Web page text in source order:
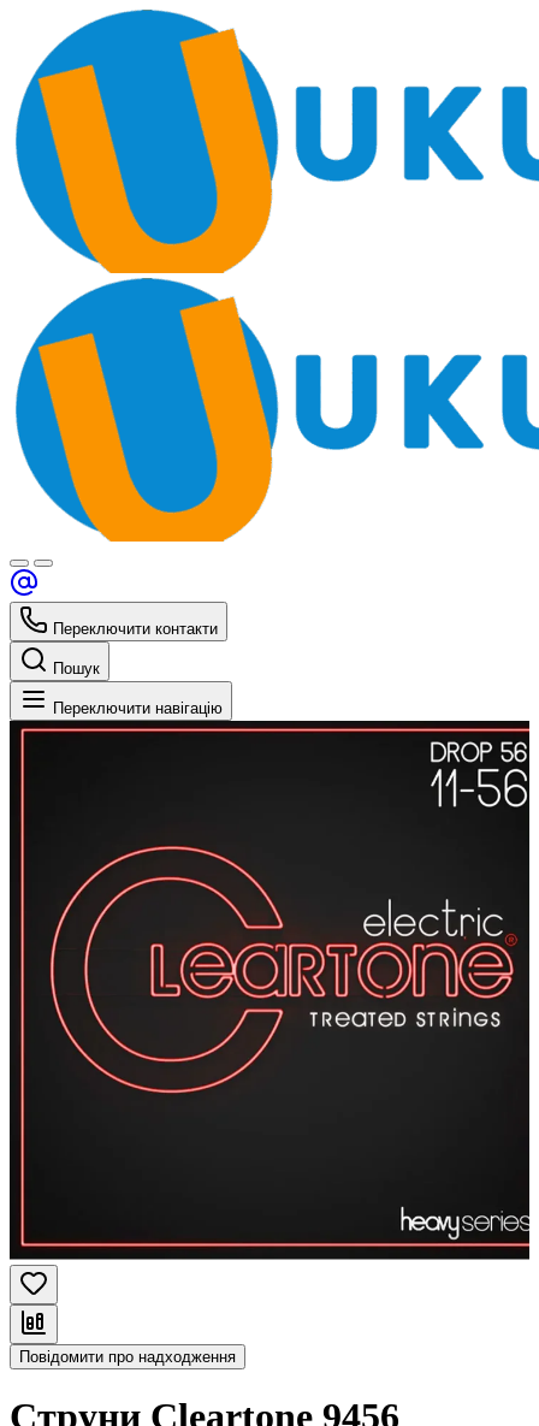
Переключити контакти
Пошук
Переключити навігацію
Повідомити про надходження
Струни Cleartone 9456